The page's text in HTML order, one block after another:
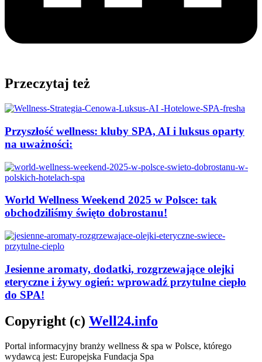
Przeczytaj też
Przyszłość wellness: kluby SPA, AI i luksus oparty
na uważności:
World Wellness Weekend 2025 w Polsce: tak
obchodziliśmy święto dobrostanu!
Jesienne aromaty, dodatki, rozgrzewające olejki
eteryczne i żywy ogień: wprowadź przytulne ciepło
do SPA!
Copyright (c) Well24.info
Portal informacyjny branży wellness & spa w Polsce, którego
wydawcą jest: Europejska Fundacja Spa